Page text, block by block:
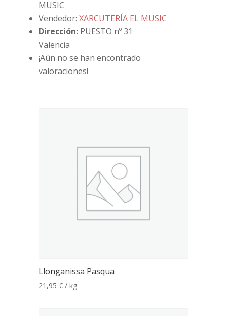
MUSIC
Vendedor: XARCUTERÍA EL MUSIC
Dirección: PUESTO nº 31
Valencia
¡Aún no se han encontrado
valoraciones!
Llonganissa Pasqua
21,95 € / kg